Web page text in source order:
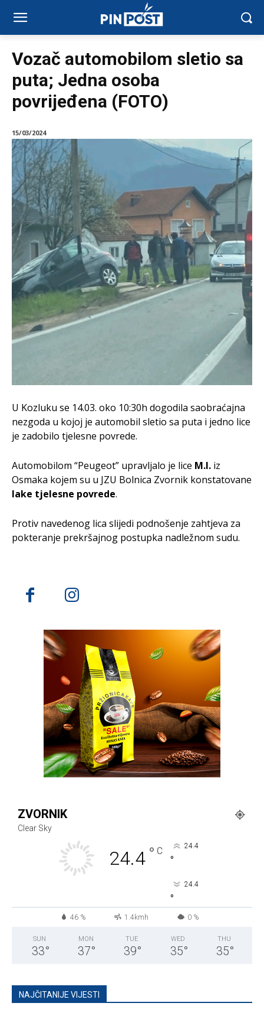
Vozač automobilom sletio sa
puta; Jedna osoba
povrijeđena (FOTO)
15/03/2024
U Kozluku se 14.03. oko 10:30h dogodila saobraćajna
nezgoda u kojoj je automobil sletio sa puta i jedno lice
je zadobilo tjelesne povrede.
Automobilom “Peugeot” upravljalo je lice M.I. iz
Osmaka kojem su u JZU Bolnica Zvornik konstatovane
lake tjelesne povrede.
Protiv navedenog lica slijedi podnošenje zahtjeva za
pokteranje prekršajnog postupka nadležnom sudu.
ZVORNIK
Clear Sky
24.4 ° C 24.4
°
24.4
°
46 % 1.4kmh 0 %
SUN
33°
MON
37°
TUE
39°
WED
35°
THU
35°
NAJČITANIJE VIJESTI